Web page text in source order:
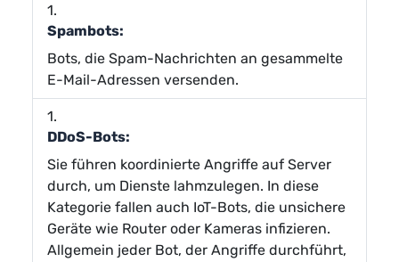
Spambots:
Bots, die Spam-Nachrichten an gesammelte
E-Mail-Adressen versenden.
DDoS-Bots:
Sie führen koordinierte Angriffe auf Server
durch, um Dienste lahmzulegen. In diese
Kategorie fallen auch IoT-Bots, die unsichere
Geräte wie Router oder Kameras infizieren.
Allgemein jeder Bot, der Angriffe durchführt,